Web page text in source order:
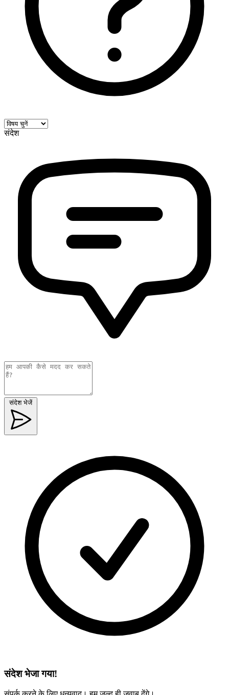
संदेश
संदेश भेजें
संदेश भेजा गया!